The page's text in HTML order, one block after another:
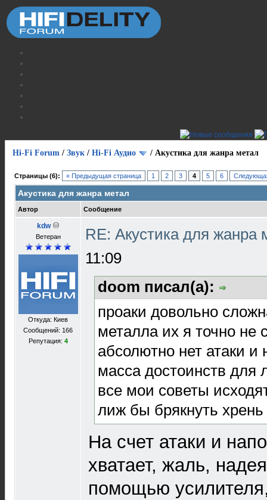
Hi-Fi Forum / Звук / Hi-Fi Аудио / Акустика для жанра метал
Страницы (6): « Предыдущая страница 1 2 3 4 5 6
Акустика для жанра метал
Автор Сообщение
kdw
Ветеран
Откуда: Киев
Сообщений: 166
Репутация: 4
RE: Акустика для жанра
11:09
doom писал(а):
проаки довольно
металла их я точно не
абсолютно нет атаки и
масса достоинств для
все мои советы
лиж бы брякнуть
На счет атаки и
хватает, жаль,
помощью